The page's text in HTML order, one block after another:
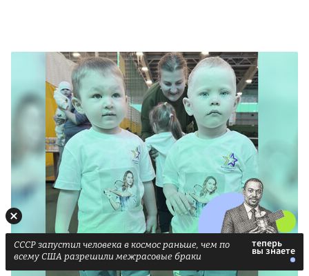
СССР запустил человека в космос раньше, чем по
всему США разрешили межрасовые браки